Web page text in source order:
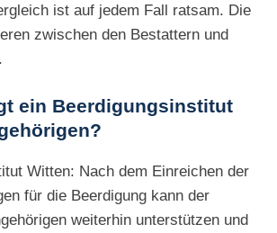
ist auf jedem Fall ratsam. Die
zwischen den Bestattern und
ein Beerdigungsinstitut
Witten: Nach dem Einreichen der
für die Beerdigung kann der
weiterhin unterstützen und